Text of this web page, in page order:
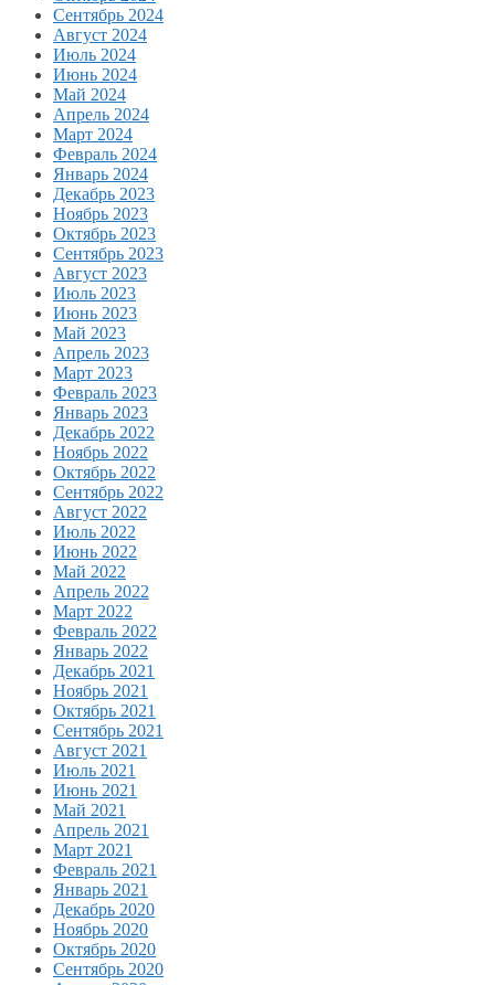
Сентябрь 2024
Август 2024
Июль 2024
Июнь 2024
Май 2024
Апрель 2024
Март 2024
Февраль 2024
Январь 2024
Декабрь 2023
Ноябрь 2023
Октябрь 2023
Сентябрь 2023
Август 2023
Июль 2023
Июнь 2023
Май 2023
Апрель 2023
Март 2023
Февраль 2023
Январь 2023
Декабрь 2022
Ноябрь 2022
Октябрь 2022
Сентябрь 2022
Август 2022
Июль 2022
Июнь 2022
Май 2022
Апрель 2022
Март 2022
Февраль 2022
Январь 2022
Декабрь 2021
Ноябрь 2021
Октябрь 2021
Сентябрь 2021
Август 2021
Июль 2021
Июнь 2021
Май 2021
Апрель 2021
Март 2021
Февраль 2021
Январь 2021
Декабрь 2020
Ноябрь 2020
Октябрь 2020
Сентябрь 2020